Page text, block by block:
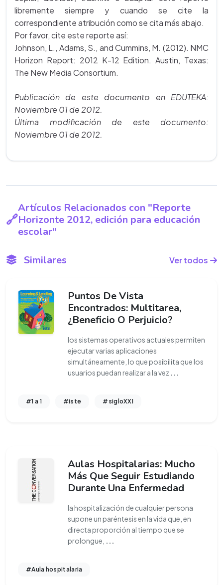
libremente siempre y cuando se cite la
correspondiente atribución como se cita más abajo.
Por favor, cite este reporte así:
Johnson, L., Adams, S., and Cummins, M. (2012). NMC
Horizon Report: 2012 K-12 Edition. Austin, Texas:
The New Media Consortium.
Publicación de este documento en EDUTEKA:
Noviembre 01 de 2012.
Última modificación de este documento:
Noviembre 01 de 2012.
Artículos Relacionados con "Reporte
Horizonte 2012, edición para educación
escolar"
Similares Ver todos
Puntos De Vista
Encontrados: Multitarea,
¿Beneficio O Perjuicio?
los sistemas operativos actuales permiten
ejecutar varias aplicaciones
simultáneamente, lo que posibilita que los
usuarios puedan realizar a la vez ...
#1 a 1 #iste #sigloXXI
Aulas Hospitalarias: Mucho
Más Que Seguir Estudiando
Durante Una Enfermedad
la hospitalización de cualquier persona
supone un paréntesis en la vida que, en
directa proporción al tiempo que se
prolongue, ...
#Aula hospitalaria